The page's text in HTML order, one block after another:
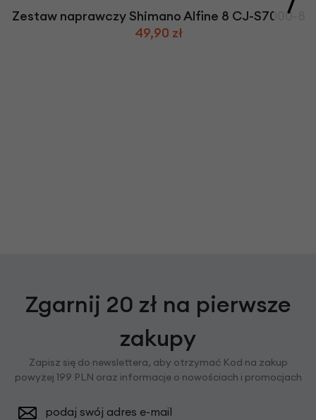
Zestaw naprawczy Shimano Alfine 8 CJ-S7000-8
49,90 zł
Zgarnij 20 zł na pierwsze
zakupy
Zapisz się do newslettera, aby otrzymać Kod na zakup
powyżej 199 PLN oraz informacje o nowościach i promocjach
podaj swój adres e-mail